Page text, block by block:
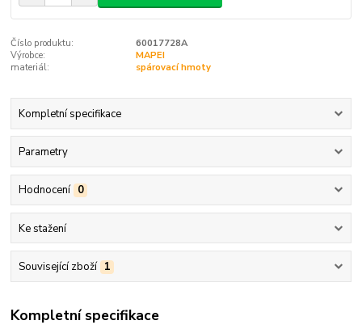
Číslo produktu:
60017728A
Výrobce:
MAPEI
materiál:
spárovací hmoty
Kompletní specifikace
Parametry
Hodnocení 0
Ke stažení
Související zboží 1
Kompletní specifikace